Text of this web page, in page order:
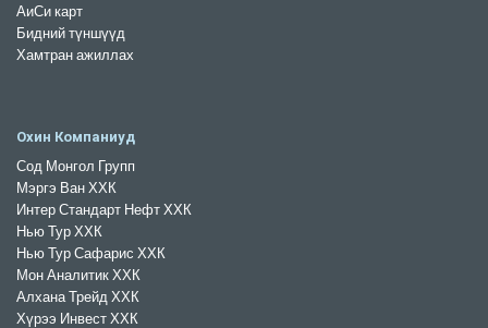
АиСи карт
Бидний түншүүд
Хамтран ажиллах
Охин Компаниуд
Сод Монгол Групп
Мэргэ Ван ХХК
Интер Стандарт Нефт ХХК
Нью Тур ХХК
Нью Тур Сафарис ХХК
Мон Аналитик ХХК
Алхана Трейд ХХК
Хүрээ Инвест ХХК